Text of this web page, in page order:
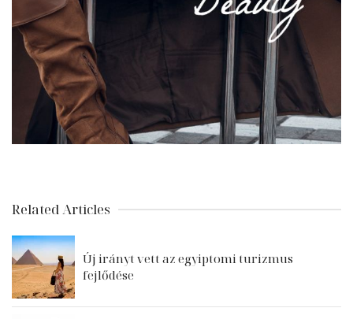
Related Articles
Új irányt vett az egyiptomi turizmus
fejlődése